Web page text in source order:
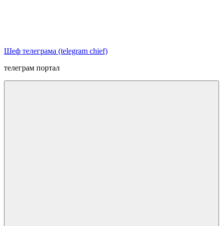
Шеф телеграма (telegram chief)
телеграм портал